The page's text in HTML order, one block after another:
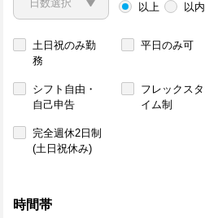
以上 以内
土日祝のみ勤
務
平日のみ可
シフト自由・
自己申告
フレックスタ
イム制
完全週休2日制
(土日祝休み)
時間帯